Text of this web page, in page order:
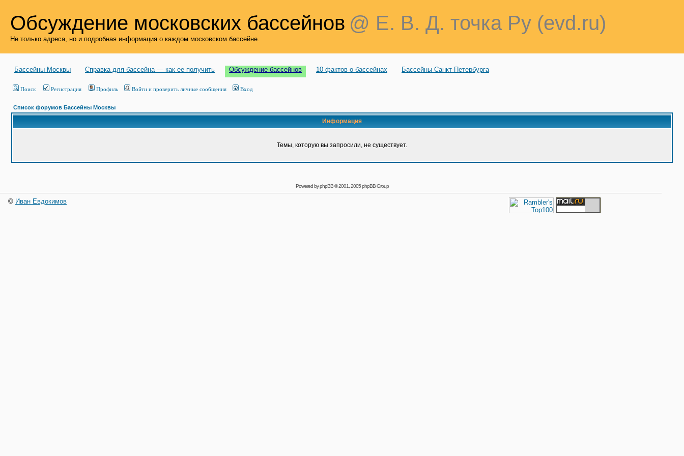
Обсуждение московских бассейнов @ Е. В. Д. точка Ру (evd.ru)
Не только адреса, но и подробная информация о каждом московском бассейне.
Бассейны Москвы Справка для бассейна — как ее получить Обсуждение бассейнов 10 фактов о бассейнах Бассейны Санкт-Петербурга
Поиск Регистрация Профиль Войти и проверить личные сообщения Вход
Список форумов Бассейны Москвы
Информация
Темы, которую вы запросили, не существует.
Powered byphpBB© 2001, 2005 phpBB Group
© Иван Евдокимов